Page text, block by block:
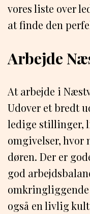
vores liste over
at finde den
Arbejde
At arbejde i
Udover et bredt
ledige stillinger,
omgivelser, hvor
døren. Der er
god
også en livlig